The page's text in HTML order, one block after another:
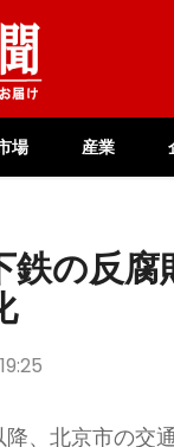
場 産業
鉄の反
、北京市の交